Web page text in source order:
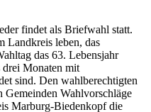
findet als Briefwahl statt.
Landkreis leben, das
das 63. Lebensjahr
drei Monaten mit
sind. Den wahlberechtigten
Gemeinden Wahlvorschläge
Marburg-Biedenkopf die